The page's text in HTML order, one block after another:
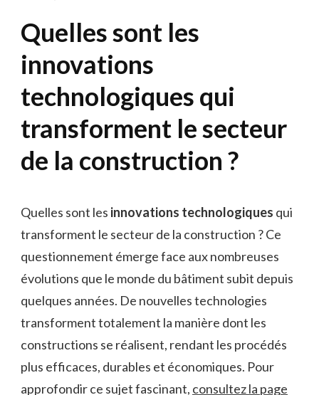
Quelles sont les
innovations
technologiques qui
transforment le secteur
de la construction ?
Quelles sont les innovations technologiques qui
transforment le secteur de la construction ? Ce
questionnement émerge face aux nombreuses
évolutions que le monde du bâtiment subit depuis
quelques années. De nouvelles technologies
transforment totalement la manière dont les
constructions se réalisent, rendant les procédés
plus efficaces, durables et économiques. Pour
approfondir ce sujet fascinant, consultez la page